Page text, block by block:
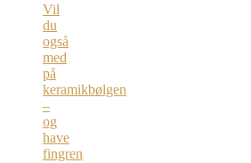
Vil
du
også
med
på
keramikbølgen
–
og
have
fingren